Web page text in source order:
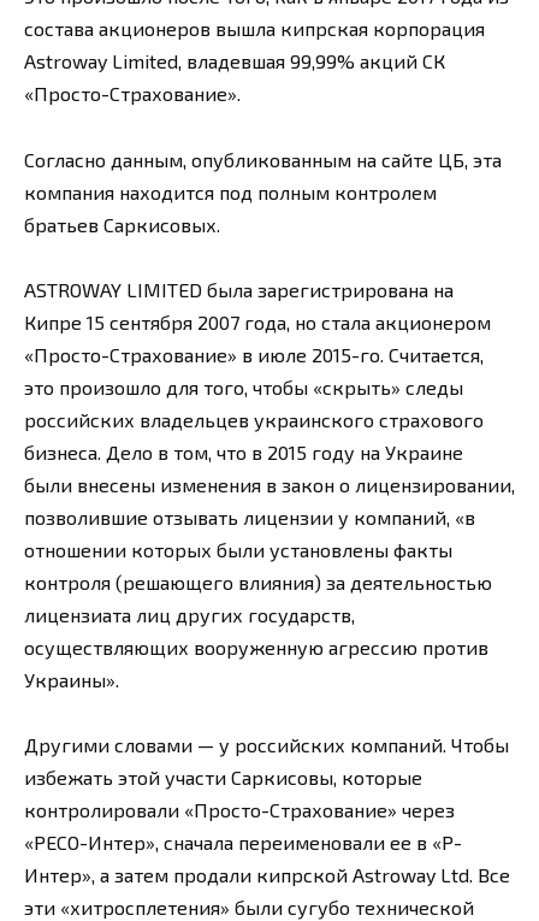
состава акционеров вышла кипрская корпорация
Astroway Limited, владевшая 99,99% акций СК
«Просто-Страхование».
Согласно данным, опубликованным на сайте ЦБ, эта
компания находится под полным контролем
братьев Саркисовых.
ASTROWAY LIMITED была зарегистрирована на
Кипре 15 сентября 2007 года, но стала акционером
«Просто-Страхование» в июле 2015-го. Считается,
это произошло для того, чтобы «скрыть» следы
российских владельцев украинского страхового
бизнеса. Дело в том, что в 2015 году на Украине
были внесены изменения в закон о лицензировании,
позволившие отзывать лицензии у компаний, «в
отношении которых были установлены факты
контроля (решающего влияния) за деятельностью
лицензиата лиц других государств,
осуществляющих вооруженную агрессию против
Украины».
Другими словами — у российских компаний. Чтобы
избежать этой участи Саркисовы, которые
контролировали «Просто-Страхование» через
«РЕСО-Интер», сначала переименовали ее в «Р-
Интер», а затем продали кипрской Astroway Ltd. Все
эти «хитросплетения» были сугубо технической